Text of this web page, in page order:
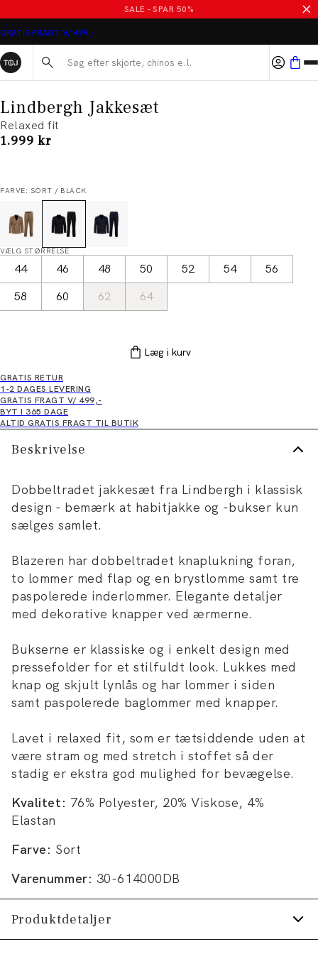
SALE - SPAR 50%
GRATIS FRAGT V/ 499,-
Søg her...
Lindbergh Jakkesæt
Relaxed fit
I alt (inkl. rabat)
1.999 kr
FARVE: SORT / BLACK
VÆLG STØRRELSE
44 46 48 50 52 54
56
58
60 62 64
Læg i kurv
GRATIS RETUR
1-2 DAGES LEVERING
GRATIS FRAGT V/ 499,-
BYT I 365 DAGE
ALTID GRATIS FRAGT TIL BUTIK
Beskrivelse
Dobbeltradet jakkesæt fra Lindbergh i klassisk
design - bemærk at habitjakke og -bukser kun
sælges samlet.
Blazeren har dobbeltradet knaplukning foran,
to lommer med flap og en brystlomme samt tre
paspolerede inderlommer. Elegante detaljer
med dekorative knapper ved ærmerne.
Bukserne er klassiske og i enkelt design med
pressefolder for et stilfuldt look. Lukkes med
knap og skjult lynlås og har lommer i siden
samt paspolerede baglommer med knapper.
Lavet i relaxed fit, som er tætsiddende uden at
være stram og med stretch i stoffet så der
stadig er ekstra god mulighed for bevægelse.
Kvalitet: 76% Polyester, 20% Viskose, 4%
Elastan
Farve: Sort
Varenummer: 30-614000DB
Produktdetaljer